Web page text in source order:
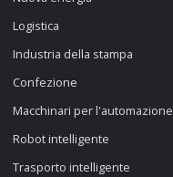
Logistica
Industria della stampa
Confezione
Macchinari per l'automazione
Robot intelligente
Trasporto intelligente